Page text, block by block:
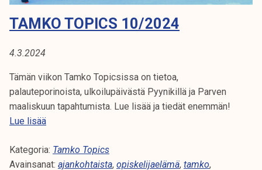
i
j
k
n
t
a
L
Ä
M
Ä
2
4
TAMKO TOPICS 10/2024
4.3.2024
Tämän viikon Tamko Topicsissa on tietoa,
palauteporinoista, ulkoilupäivästä Pyynikillä ja Parven
maaliskuun tapahtumista. Lue lisää ja tiedät enemmän!
Lue lisääT
m
k
Kategoria: Tamko Topics
Avainsanat: ajankohtaista, opiskelijaelämä, tamko,